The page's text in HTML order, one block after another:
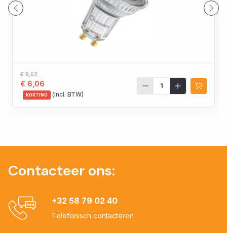
€ 8,62
€ 6,06
KORTING (incl. BTW)
Contacteer ons:
+32 58 79 02 40
Telefonisch contacteren